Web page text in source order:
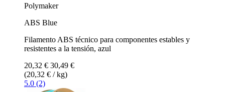
Polymaker
ABS Blue
Filamento ABS técnico para componentes estables y
resistentes a la tensión, azul
20,32 € 30,49 €
(20,32 € / kg)
5.0 (2)